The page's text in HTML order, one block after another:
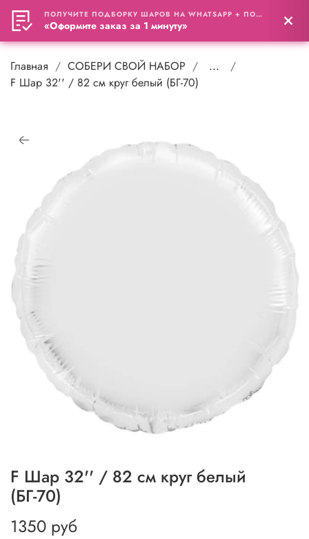
0
Главная СОБЕРИ СВОЙ НАБОР
...
F Шар 32'' / 82 см круг белый (БГ-70)
F Шар 32'' / 82 см круг белый
(БГ-70)
1350 руб
ПОЛУЧИТЕ ПОДБОРКУ ШАРОВ НА WHATSAPP + ПОДАРОК
«Оформите заказ за 1 минуту»